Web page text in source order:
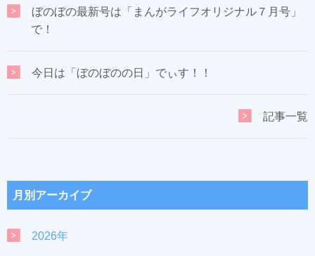
ぼのぼの最新号は「まんがライフオリジナル７月号」
で！
今日は「ぼのぼのの日」でぃす！！
記事一覧
月別アーカイブ
2026年